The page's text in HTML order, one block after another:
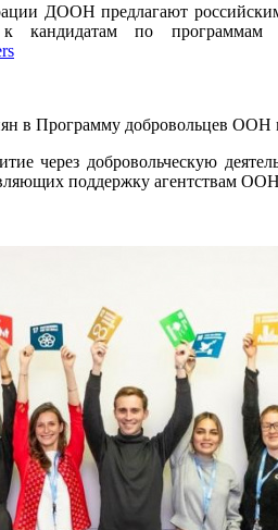
ДООН предлагают
к кандидатам по
в Программу добровольцев
через добровольческую
поддержку агентствам